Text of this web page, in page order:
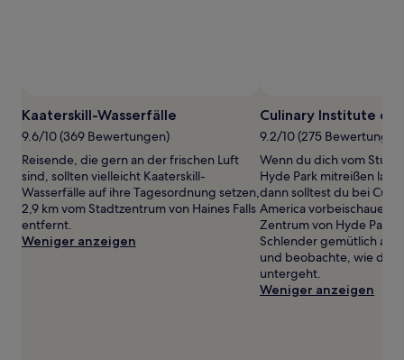
zusätzliche
Bedingungen
gelten.
Kaaterskill-Wasserfälle
9.6/10 (369 Bewertungen)
Reisende, die gern an der frischen Luft
sind, sollten vielleicht Kaaterskill-
Wasserfälle auf ihre Tagesordnung setzen,
2,9 km vom Stadtzentrum von Haines Falls
entfernt.
Weniger anzeigen
Culinary Institute of
9.2/10 (275
Wenn du dich vom
Hyde Park mitreißen
dann solltest du bei
America vorbeischauen,
Zentrum von Hyde Park
Schlender gemütlich am
und beobachte, wie die
untergeht.
Weniger anzeigen